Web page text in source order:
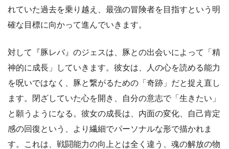
れていた過去を乗り越え、最強の冒険者を目指すという明
確な目標に向かって進んでいきます。
対して『豚レバ』のジェスは、豚との出会いによって「精
神的に成長」していきます。彼女は、人の心を読める能力
を呪いではなく、豚と繋がるための「奇跡」だと捉え直し
ます。閉ざしていた心を開き、自分の意志で「生きたい」
と願うようになる。彼女の成長は、内面の変化、自己肯定
感の回復という、より繊細でパーソナルな形で描かれま
す。これは、戦闘能力の向上とは全く違う、魂の解放の物